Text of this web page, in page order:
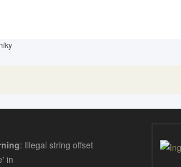
: Illegal string offset
in